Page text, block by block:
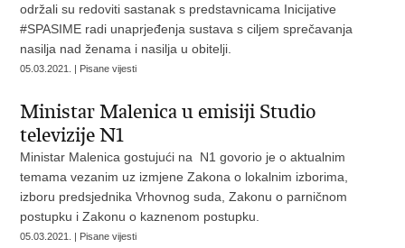
održali su redoviti sastanak s predstavnicama Inicijative
#SPASIME radi unaprjeđenja sustava s ciljem sprečavanja
nasilja nad ženama i nasilja u obitelji.
05.03.2021. | Pisane vijesti
Ministar Malenica u emisiji Studio
televizije N1
Ministar Malenica gostujući na N1 govorio je o aktualnim
temama vezanim uz izmjene Zakona o lokalnim izborima,
izboru predsjednika Vrhovnog suda, Zakonu o parničnom
postupku i Zakonu o kaznenom postupku.
05.03.2021. | Pisane vijesti